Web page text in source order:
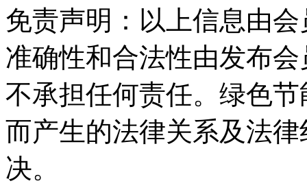
免责声明：以上信息由
准确性和合法性由发布
不承担任何责任。绿色
而产生的法律关系及法
决。